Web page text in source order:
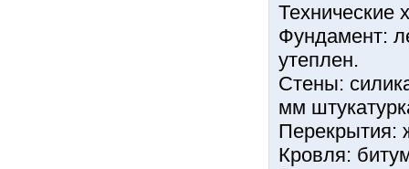
Технические
Фундамент:
утеплен.
Стены:
мм
Перекрытия:
Кровля: